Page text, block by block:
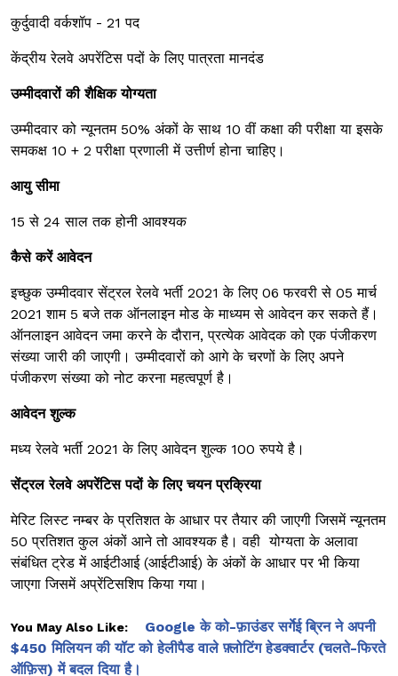
कुर्दुवादी वर्कशॉप - 21 पद
केंद्रीय रेलवे अपरेंटिस पदों के लिए पात्रता मानदंड
उम्मीदवारों की शैक्षिक योग्यता
उम्मीदवार को न्यूनतम 50% अंकों के साथ 10 वीं कक्षा की परीक्षा या इसके
समकक्ष 10 + 2 परीक्षा प्रणाली में उत्तीर्ण होना चाहिए।
आयु सीमा
15 से 24 साल तक होनी आवश्यक
कैसे करें आवेदन
इच्छुक उम्मीदवार सेंट्रल रेलवे भर्ती 2021 के लिए 06 फरवरी से 05 मार्च
2021 शाम 5 बजे तक ऑनलाइन मोड के माध्यम से आवेदन कर सकते हैं।
ऑनलाइन आवेदन जमा करने के दौरान, प्रत्येक आवेदक को एक पंजीकरण
संख्या जारी की जाएगी। उम्मीदवारों को आगे के चरणों के लिए अपने
पंजीकरण संख्या को नोट करना महत्वपूर्ण है।
आवेदन शुल्क
मध्य रेलवे भर्ती 2021 के लिए आवेदन शुल्क 100 रुपये है।
सेंट्रल रेलवे अपरेंटिस पदों के लिए चयन प्रक्रिया
मेरिट लिस्ट नम्बर के प्रतिशत के आधार पर तैयार की जाएगी जिसमें न्यूनतम
50 प्रतिशत कुल अंकों आने तो आवश्यक है। वही योग्यता के अलावा
संबंधित ट्रेड में आईटीआई (आईटीआई) के अंकों के आधार पर भी किया
जाएगा जिसमें अप्रेंटिसशिप किया गया।
You May Also Like:
Google के को-फ़ाउंडर सर्गेई ब्रिन ने अपनी
$450 मिलियन की यॉट को हेलीपैड वाले फ़्लोटिंग हेडक्वार्टर (चलते-फिरते
ऑफ़िस) में बदल दिया है।